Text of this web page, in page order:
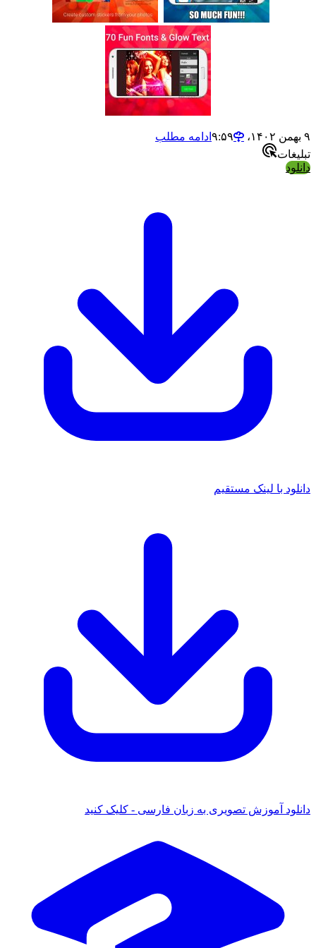
ادامه مطلب
با لینک مستقیم
آموزش تصویری به زبان فارسی - کلیک کنید